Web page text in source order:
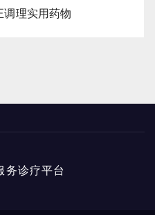
调理实用药物
务诊疗平台